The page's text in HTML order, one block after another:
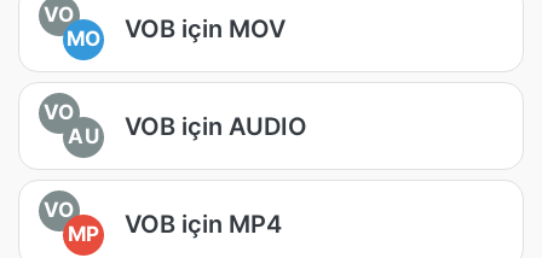
VO
MO
VOB için MOV
VO
AU
VOB için AUDIO
VO
MP
VOB için MP4